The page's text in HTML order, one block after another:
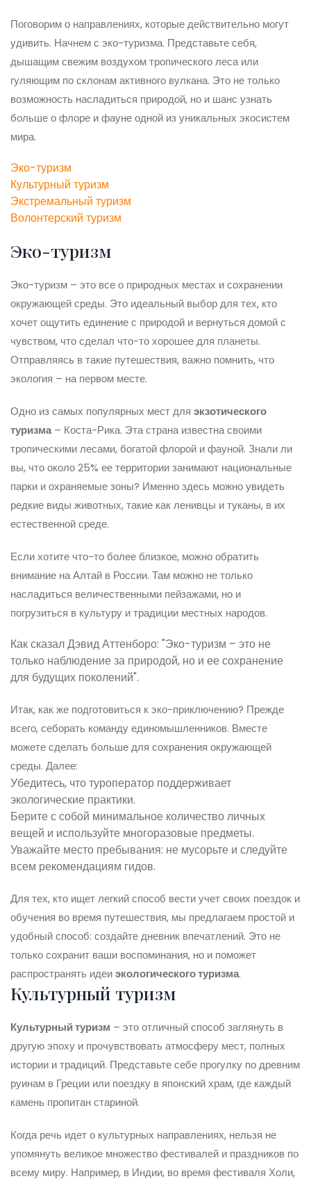
Поговорим о направлениях, которые действительно могут
удивить. Начнем с эко-туризма. Представьте себя,
дышащим свежим воздухом тропического леса или
гуляющим по склонам активного вулкана. Это не только
возможность насладиться природой, но и шанс узнать
больше о флоре и фауне одной из уникальных экосистем
мира.
Эко-туризм
Культурный туризм
Экстремальный туризм
Волонтерский туризм
Эко-туризм
Эко-туризм – это все о природных местах и сохранении
окружающей среды. Это идеальный выбор для тех, кто
хочет ощутить единение с природой и вернуться домой с
чувством, что сделал что-то хорошее для планеты.
Отправляясь в такие путешествия, важно помнить, что
экология – на первом месте.
Одно из самых популярных мест для экзотического
туризма– Коста-Рика. Эта страна известна своими
тропическими лесами, богатой флорой и фауной. Знали ли
вы, что около 25% ее территории занимают национальные
парки и охраняемые зоны? Именно здесь можно увидеть
редкие виды животных, такие как ленивцы и туканы, в их
естественной среде.
Если хотите что-то более близкое, можно обратить
внимание на Алтай в России. Там можно не только
насладиться величественными пейзажами, но и
погрузиться в культуру и традиции местных народов.
Как сказал Дэвид Аттенборо: "Эко-туризм – это не
только наблюдение за природой, но и ее сохранение
для будущих поколений".
Итак, как же подготовиться к эко-приключению? Прежде
всего, себорать команду единомышленников. Вместе
можете сделать больше для сохранения окружающей
среды. Далее:
Убедитесь, что туроператор поддерживает
экологические практики.
Берите с собой минимальное количество личных
вещей и используйте многоразовые предметы.
Уважайте место пребывания: не мусорьте и следуйте
всем рекомендациям гидов.
Для тех, кто ищет легкий способ вести учет своих поездок и
обучения во время путешествия, мы предлагаем простой и
удобный способ: создайте дневник впечатлений. Это не
только сохранит ваши воспоминания, но и поможет
распространять идеиэкологического туризма.
Культурный туризм
Культурный туризм – это отличный способ заглянуть в
другую эпоху и прочувствовать атмосферу мест, полных
истории и традиций. Представьте себе прогулку по древним
руинам в Греции или поездку в японский храм, где каждый
камень пропитан стариной.
Когда речь идет о культурных направлениях, нельзя не
упомянуть великое множество фестивалей и праздников по
всему миру. Например, в Индии, во время фестиваля Холи,